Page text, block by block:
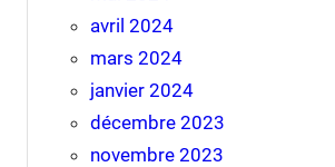
avril 2024
mars 2024
janvier 2024
décembre 2023
novembre 2023